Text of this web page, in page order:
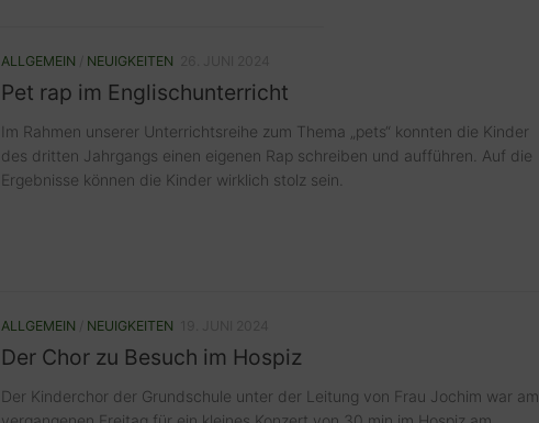
ALLGEMEIN NEUIGKEITEN
Pet rap im Englischunterricht
Im Rahmen unserer Unterrichtsreihe zum Thema „pets“ konnten die Kinder
des dritten Jahrgangs einen eigenen Rap schreiben und aufführen. Auf die
Ergebnisse können die Kinder wirklich stolz sein.
ALLGEMEIN NEUIGKEITEN
Der Chor zu Besuch im Hospiz
Der Kinderchor der Grundschule unter der Leitung von Frau Jochim war am